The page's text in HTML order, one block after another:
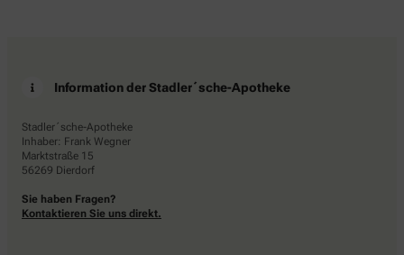
Information der Stadler´sche-Apotheke
Stadler´sche-Apotheke
Inhaber: Frank Wegner
Marktstraße 15
56269 Dierdorf
Sie haben Fragen?
Kontaktieren Sie uns direkt.